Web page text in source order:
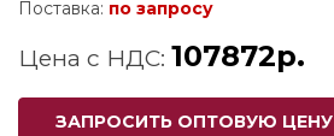
Поставка: по запросу
Цена с НДС: 107872р.
ЗАПРОСИТЬ ОПТОВУЮ ЦЕНУ